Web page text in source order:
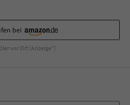
bei
vor Ort (Anzeige*)